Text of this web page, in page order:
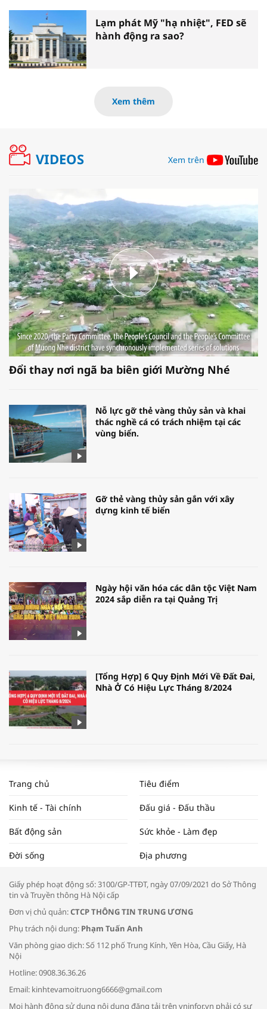
Lạm phát Mỹ "hạ nhiệt", FED sẽ
hành động ra sao?
Xem thêm
VIDEOS Xem trên
Đổi thay nơi ngã ba biên giới Mường Nhé
Nỗ lực gỡ thẻ vàng thủy sản và khai
thác nghề cá có trách nhiệm tại các
vùng biển.
Gỡ thẻ vàng thủy sản gắn với xây
dựng kinh tế biển
Ngày hội văn hóa các dân tộc Việt Nam
2024 sắp diễn ra tại Quảng Trị
[Tổng Hợp] 6 Quy Định Mới Về Đất Đai,
Nhà Ở Có Hiệu Lực Tháng 8/2024
NAM NĂM 2024 VÀ NĂM 2025 | NHỊP
ĐẬP THỊ TRƯỜNG #62
Tọa đàm “Xúc tiến thương mại: Khơi
Bác sĩ tư vấn cách phòng tránh bệnh
đường hô hấp trong thời tiết giao mùa
Trang chủ Tiêu điểm
Kinh tế - Tài chính Đấu giá - Đấu thầu
Bất động sản Sức khỏe - Làm đẹp
Đời sống Địa phương
Giấy phép hoạt động số: 3100/GP-TTĐT, ngày 07/09/2021 do Sở Thông
tin và Truyền thông Hà Nội cấp
Đơn vị chủ quản:CTCP THÔNG TIN TRUNG ƯƠNG
Phụ trách nội dung: Phạm Tuấn Anh
Văn phòng giao dịch: Số 112 phố Trung Kính, Yên Hòa, Cầu Giấy, Hà
Nội
Hotline: 0908.36.36.26
Email: kinhtevamoitruong6666@gmail.com
Mọi hành động sử dụng nội dung đăng tải trên vninfor.vn phải có sự